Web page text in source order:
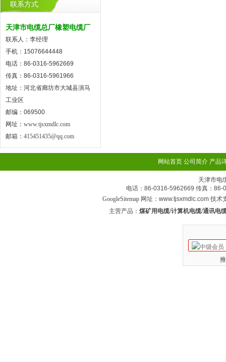
联系方式
天津市电缆总厂橡塑电缆厂
联系人：李经理
手机：15076644448
电话：86-0316-5962669
传真：86-0316-5961966
地址：河北省廊坊市大城县演马
工业区
邮编：069500
网址： www.tjsxmdlc.com
邮箱： 415451435@qq.com
网站首页 公司简介 产品
天津市电
电话：86-0316-5962669 传真：86-
GoogleSitemap网址：www.tjsxmdlc.com 技术
主营产品： 煤矿用电缆/计算机电缆/通讯电